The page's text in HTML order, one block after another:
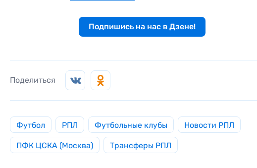
Подпишись на нас в Дзене!
Поделиться
Футбол РПЛ Футбольные клубы Новости РПЛ
ПФК ЦСКА (Москва) Трансферы РПЛ